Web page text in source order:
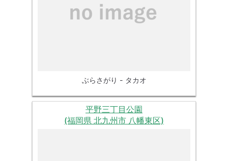
ぶらさがり - タカオ
平野三丁目公園
(福岡県 北九州市 八幡東区)